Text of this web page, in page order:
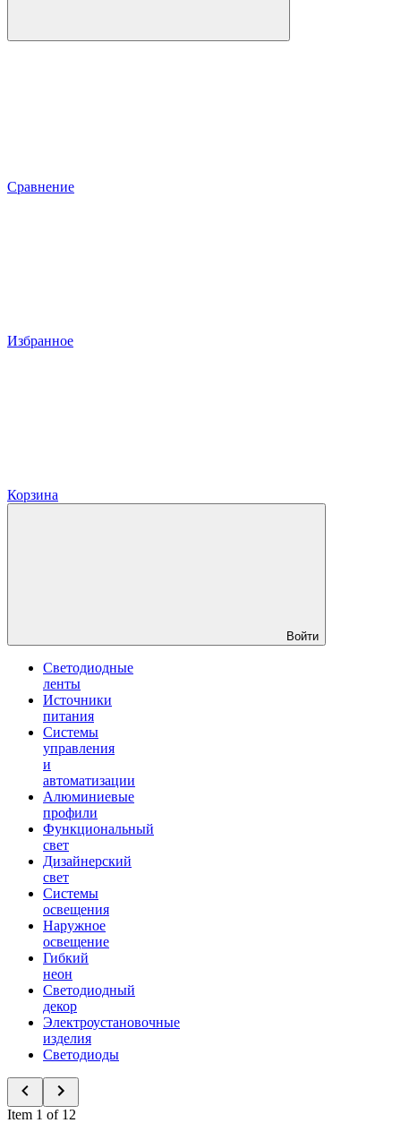
Сравнение
Избранное
Корзина
Войти
Светодиодные
ленты
Источники
питания
Системы
управления
и
автоматизации
Алюминиевые
профили
Функциональный
свет
Дизайнерский
свет
Системы
освещения
Наружное
освещение
Гибкий
неон
Светодиодный
декор
Электроустановочные
изделия
Светодиоды
Item 1 of 12